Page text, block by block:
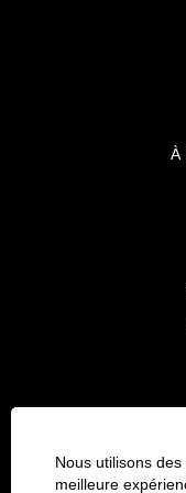
Nous utilisons
meilleure
À